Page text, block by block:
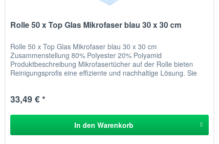
Rolle 50 x Top Glas Mikrofaser blau 30 x 30 cm
Rolle 50 x Top Glas Mikrofaser blau 30 x 30 cm
Zusammenstellung 80% Polyester 20% Polyamid
Produktbeschreibung Mikrofasertücher auf der Rolle bieten
Reinigungsprofis eine effiziente und nachhaltige Lösung. Sie
33,49 € *
In den Warenkorb